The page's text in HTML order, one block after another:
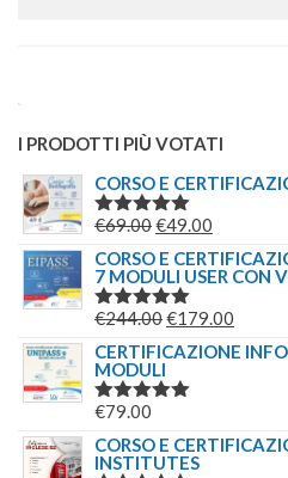
I PRODOTTI PIÙ VOTATI
CORSO E
VALUTATO
€69.00IL
PREZZO
ORIGINALE
ERA:
€49.00
PREZZO
È:
CORSO E
7 MODULI USER CON
VALUTATO
€244.00IL
PREZZO
ERA:
€179.00
CERTIFICAZIONE
MODULI
VALUTATO
€79.00
CORSO E
INSTITUTES